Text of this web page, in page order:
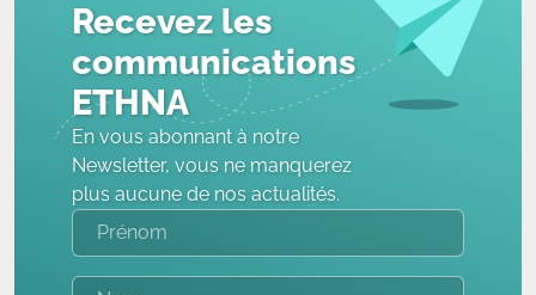
Recevez les
communications
ETHNA
En vous abonnant à notre
Newsletter, vous ne manquerez
plus aucune de nos actualités.